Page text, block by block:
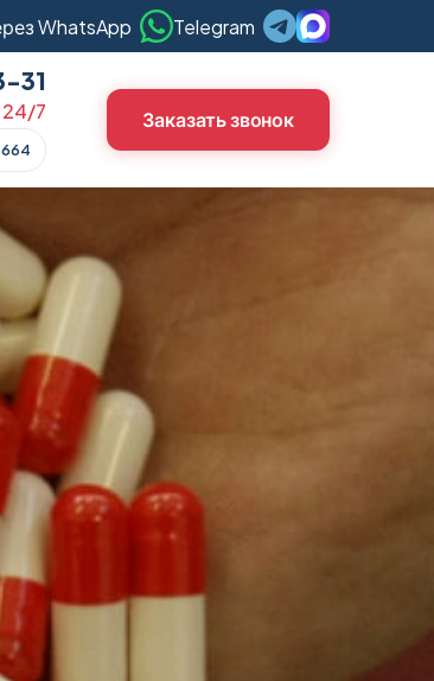
WhatsApp Telegram
31
24/7 Заказать звонок